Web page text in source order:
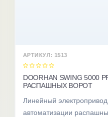
АРТИКУЛ: 1513
DOORHAN SWING 5000
РАСПАШНЫХ ВОРОТ
Линейный
автоматизации